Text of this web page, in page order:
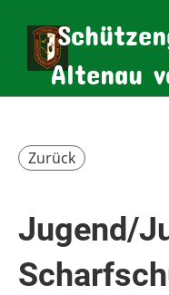
Altenau
Zurück
Jugend/